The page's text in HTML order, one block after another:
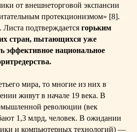
от внешнеторговой экспансии
протекционизмом» [8].
подтверждается горьким
стран, пытающихся уже
эффективное национальное
мира, то многие из них в
живут в начале 19 века. В
революции (век
1,3 млрд, человек. В ожидании
и компьютерных технологий) —